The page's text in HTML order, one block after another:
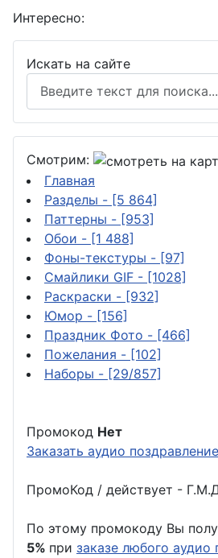
Интересно:
Искать на сайте
Смотрим:
Главная
Разделы - [5 864]
Паттерны - [953]
Обои - [1 488]
Фоны-текстуры - [97]
Смайлики GIF - [1028]
Раскраски - [932]
Юмор - [156]
Праздник Фото - [466]
Пожелания - [102]
Наборы - [29/857]
Промокод Нет
Заказать аудио
ПромоКод / действует -
По этому промокоду Вы
5% при заказе любого аудио